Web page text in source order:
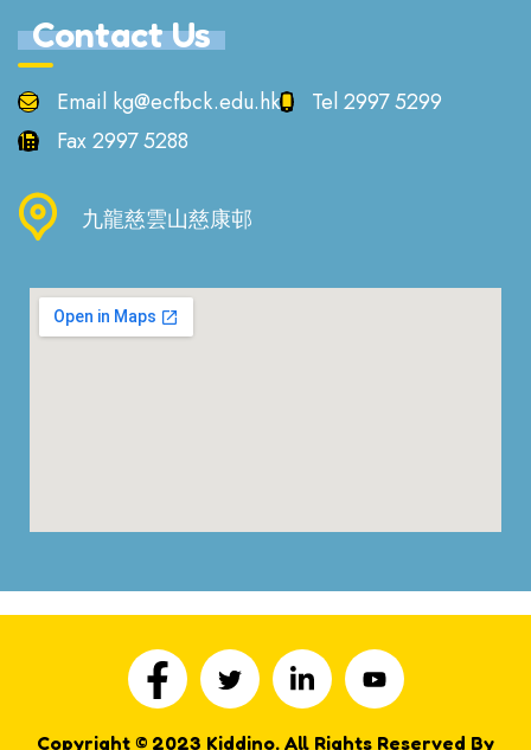
Contact Us
Email kg@ecfbck.edu.hk Tel 2997 5299
Fax2997 5288
九龍慈雲山慈康邨
Copyright © 2023 Kiddino. All Rights Reserved By